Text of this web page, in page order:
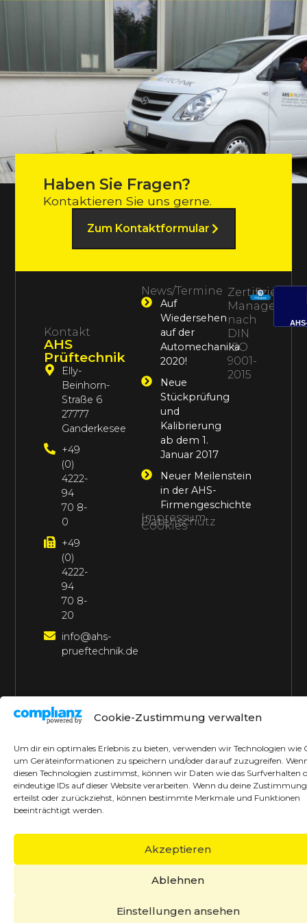
Cookie-Zustimmung verwalten
Um dir ein optimales Erlebnis zu bieten, verwenden wir Technologien wie
um Geräteinformationen zu speichern und/oder darauf zuzugreifen.
diesen Technologien zustimmst, können wir Daten wie das Surfverhalten
eindeutige IDs auf dieser Website verarbeiten. Wenn du deine
erteilst oder zurückziehst, können bestimmte Merkmale und Funktionen
beeinträchtigt werden.
Akzeptieren
Ablehnen
Einstellungen ansehen
Haben Sie Fragen?
Kontaktieren Sie uns gerne.
Zum Kontaktformular
News/Termine
Auf
Wiedersehen
auf der
Automechanika
2020!
Neue
Stückprüfung
und
Kalibrierung
ab dem 1.
Januar 2017
Neuer Meilenstein
in der AHS-
Firmengeschichte
Impressum
Datenschutz
Cookies
Kontakt
AHS
Prüftechnik
Elly-
Beinhorn-
Straße 6
27777
Ganderkesee
+49
(0)
4222-
94
70 8-
0
+49
(0)
4222-
94
70 8-
20
info@ahs-
prueftechnik.de
Zertifiziertes
nach
DIN
ISO
9001-
2015
©2026 AHS PrüftechnikAlle Rechte vorbehalten